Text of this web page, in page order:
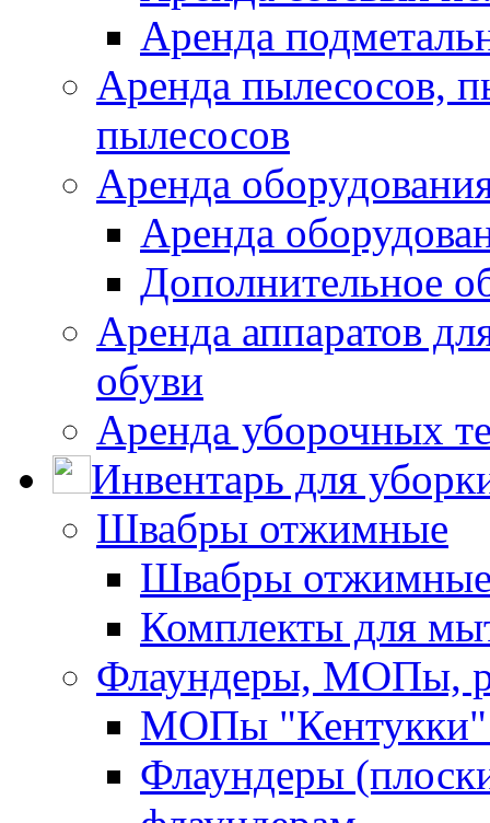
Аренда
Аренда пылесосов,
пылесосов
Аренда
Аренда
Дополнительное
Аренда аппаратов
обуви
Аренда уборочных
Инвентарь для
Швабры отжимные
Швабры
Комплекты для
Флаундеры, МОПы,
МОПы "Кентукки"
Флаундеры